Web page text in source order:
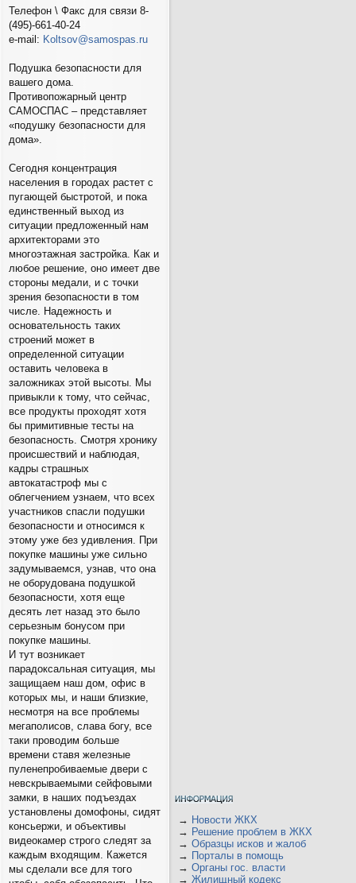
Телефон \ Факс для связи 8-
(495)-661-40-24
e-mail: Koltsov@samospas.ru
Подушка безопасности для
вашего дома.
Противопожарный центр
САМОСПАС – представляет
«подушку безопасности для
дома».
Сегодня концентрация
населения в городах растет с
пугающей быстротой, и пока
единственный выход из
ситуации предложенный нам
архитекторами это
многоэтажная застройка. Как и
любое решение, оно имеет две
стороны медали, и с точки
зрения безопасности в том
числе. Надежность и
основательность таких
строений может в
определенной ситуации
оставить человека в
заложниках этой высоты. Мы
привыкли к тому, что сейчас,
все продукты проходят хотя
бы примитивные тесты на
безопасность. Смотря хронику
происшествий и наблюдая,
кадры страшных
автокатастроф мы с
облегчением узнаем, что всех
участников спасли подушки
безопасности и относимся к
этому уже без удивления. При
покупке машины уже сильно
задумываемся, узнав, что она
не оборудована подушкой
безопасности, хотя еще
десять лет назад это было
серьезным бонусом при
покупке машины.
И тут возникает
парадоксальная ситуация, мы
защищаем наш дом, офис в
которых мы, и наши близкие,
несмотря на все проблемы
мегаполисов, слава богу, все
таки проводим больше
времени ставя железные
пуленепробиваемые двери с
невскрываемыми сейфовыми
замки, в наших подъездах
установлены домофоны, сидят
консьержи, и объективы
видеокамер строго следят за
каждым входящим. Кажется
мы сделали все для того
→ Новости ЖКХ
→ Решение проблем в ЖКХ
→ Образцы исков и жалоб
→ Порталы в помощь
→ Органы гос. власти
→ Жилищный кодекс